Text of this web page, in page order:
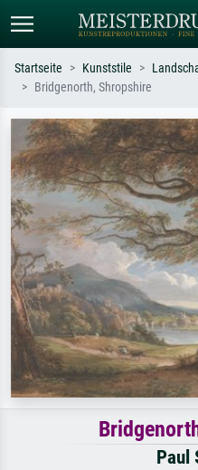
Suchen Sie nach Künstlern, Werktiteln
oder Stilen – z.B. Monet,
Sternennacht, Impressionismus, Welle
Hokusai, Akt.
Startseite Kunststile
Bridgenorth, Shropshire
Paul